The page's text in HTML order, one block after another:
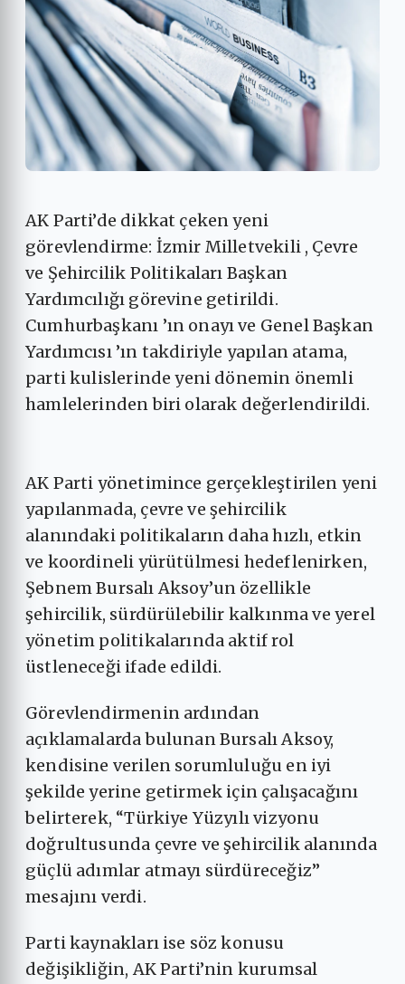
AK Parti’de dikkat çeken yeni
görevlendirme: İzmir Milletvekili , Çevre
ve Şehircilik Politikaları Başkan
Yardımcılığı görevine getirildi.
Cumhurbaşkanı ’ın onayı ve Genel Başkan
Yardımcısı ’ın takdiriyle yapılan atama,
parti kulislerinde yeni dönemin önemli
hamlelerinden biri olarak değerlendirildi.
AK Parti yönetimince gerçekleştirilen yeni
yapılanmada, çevre ve şehircilik
alanındaki politikaların daha hızlı, etkin
ve koordineli yürütülmesi hedeflenirken,
Şebnem Bursalı Aksoy’un özellikle
şehircilik, sürdürülebilir kalkınma ve yerel
yönetim politikalarında aktif rol
üstleneceği ifade edildi.
Görevlendirmenin ardından
açıklamalarda bulunan Bursalı Aksoy,
kendisine verilen sorumluluğu en iyi
şekilde yerine getirmek için çalışacağını
belirterek, “Türkiye Yüzyılı vizyonu
doğrultusunda çevre ve şehircilik alanında
güçlü adımlar atmayı sürdüreceğiz”
mesajını verdi.
Parti kaynakları ise söz konusu
değişikliğin, AK Parti’nin kurumsal